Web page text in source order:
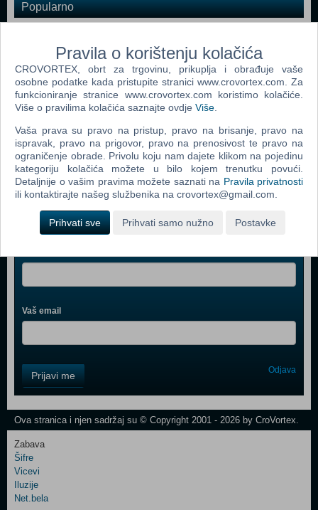
Popularno
John Deere American Farmer Deluxe (PC)
The Sims Pet Stories (PC)
Zoo Tycoon 2 Extinct Animals (PC)
Microsoft Flight Simulator X (PC)
Webshop newsletter
Vaš email
Field
One
Newsletter
Control
Field
Two
Newsletter
Prijavi me Odjava
Ova stranica i njen sadržaj su © Copyright 2001 - 2026 by CroVortex.
Zabava
Šifre
Vicevi
Iluzije
Net.bela
Pravila o korištenju kolačića
CROVORTEX, obrt za trgovinu, prikuplja i obrađuje vaše
osobne podatke kada pristupite stranici www.crovortex.com. Za
funkcioniranje stranice www.crovortex.com koristimo kolačiće.
Više o pravilima kolačića saznajte ovdje Više
Vaša prava su pravo na pristup, pravo na brisanje, pravo na
ispravak, pravo na prigovor, pravo na prenosivost te pravo na
ograničenje obrade. Privolu koju nam dajete klikom na pojedinu
kategoriju kolačića možete u bilo kojem trenutku povući.
Detaljnije o vašim pravima možete saznati na Pravila privatnosti
ili kontaktirajte našeg službenika na crovortex@gmail.com.
Prihvati sve Prihvati samo nužno Postavke